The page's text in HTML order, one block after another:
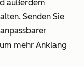
außerdem
Senden Sie
mehr Anklang